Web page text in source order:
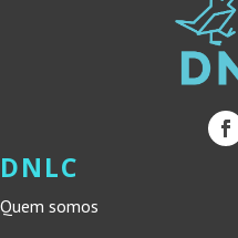
DNLC
Quem somos